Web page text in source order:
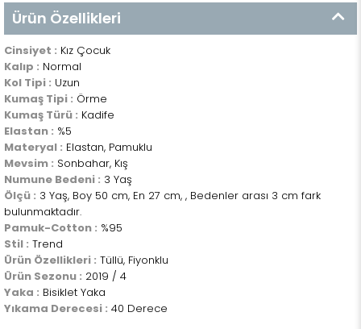
Ürün Özellikleri
Cinsiyet : Kız Çocuk
Kalıp : Normal
Kol Tipi : Uzun
Kumaş Tipi : Örme
Kumaş Türü : Kadife
Elastan : %5
Materyal : Elastan, Pamuklu
Mevsim : Sonbahar, Kış
Numune Bedeni : 3 Yaş
Ölçü : 3 Yaş, Boy 50 cm, En 27 cm, , Bedenler arası 3 cm fark
bulunmaktadır.
Pamuk-Cotton : %95
Stil : Trend
Ürün Özellikleri : Tüllü, Fiyonklu
Ürün Sezonu : 2019 / 4
Yaka : Bisiklet Yaka
Yıkama Derecesi : 40 Derece